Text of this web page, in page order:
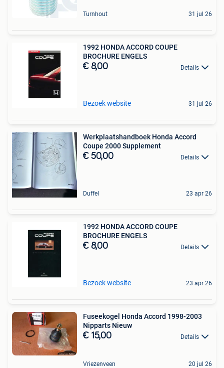
Turnhout 31 jul 26
1992 HONDA ACCORD COUPE
BROCHURE ENGELS
€ 8,00 Details
Bezoek website 31 jul 26
Werkplaatshandboek Honda Accord
Coupe 2000 Supplement
€ 50,00 Details
Duffel 23 apr 26
1992 HONDA ACCORD COUPE
BROCHURE ENGELS
€ 8,00 Details
Bezoek website 23 apr 26
Fuseekogel Honda Accord 1998-2003
Nipparts Nieuw
€ 15,00 Details
Vriezenveen 20 jul 26